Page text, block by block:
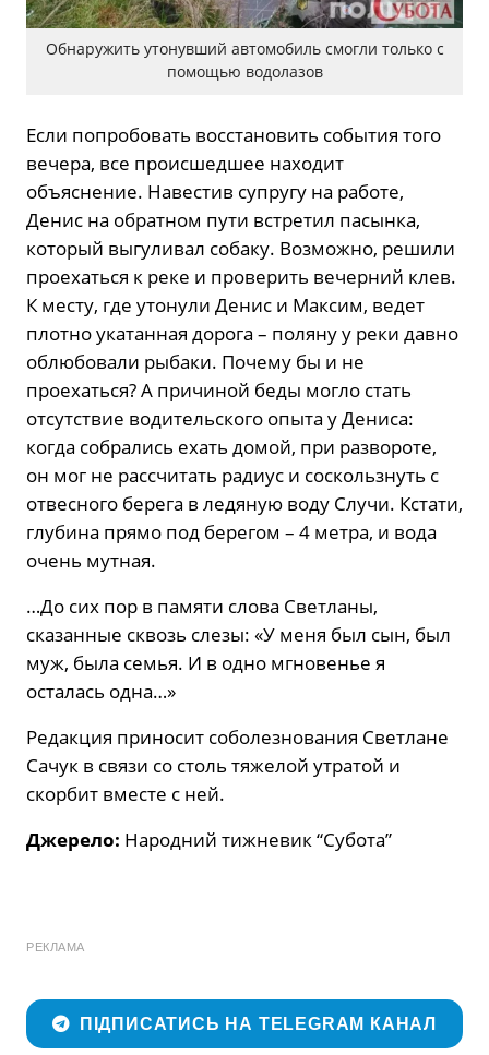
Обнаружить утонувший автомобиль смогли только с
помощью водолазов
Если попробовать восстановить события того
вечера, все происшедшее находит
объяснение. Навестив супругу на работе,
Денис на обратном пути встретил пасынка,
который выгуливал собаку. Возможно, решили
проехаться к реке и проверить вечерний клев.
К месту, где утонули Денис и Максим, ведет
плотно укатанная дорога – поляну у реки давно
облюбовали рыбаки. Почему бы и не
проехаться? А причиной беды могло стать
отсутствие водительского опыта у Дениса:
когда собрались ехать домой, при развороте,
он мог не рассчитать радиус и соскользнуть с
отвесного берега в ледяную воду Случи. Кстати,
глубина прямо под берегом – 4 метра, и вода
очень мутная.
…До сих пор в памяти слова Светланы,
сказанные сквозь слезы: «У меня был сын, был
муж, была семья. И в одно мгновенье я
осталась одна…»
Редакция приносит соболезнования Светлане
Сачук в связи со столь тяжелой утратой и
скорбит вместе с ней.
Джерело: Народний тижневик “Субота”
РЕКЛАМА
ПІДПИСАТИСЬ НА TELEGRAM КАНАЛ